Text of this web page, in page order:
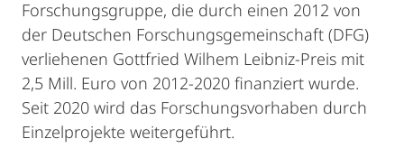
Forschungsgruppe, die durch einen 2012 von
der Deutschen Forschungsgemeinschaft (DFG)
verliehenen Gottfried Wilhem Leibniz-Preis mit
2,5 Mill. Euro von 2012-2020 finanziert wurde.
Seit 2020 wird das Forschungsvorhaben durch
Einzelprojekte weitergeführt.